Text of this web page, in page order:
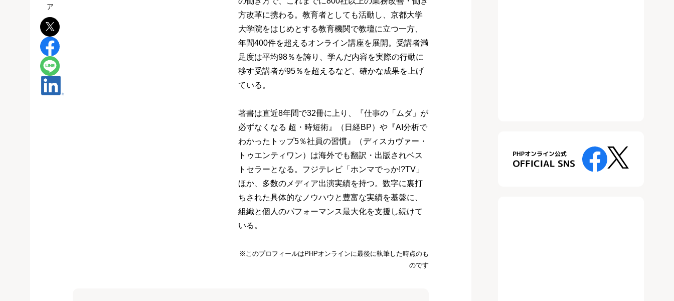
方改革に携わる。教育者としても活動し、京都大学
大学院をはじめとする教育機関で教壇に立つ一方、
年間400件を超えるオンライン講座を展開。受講者満
足度は平均98％を誇り、学んだ内容を実際の行動に
移す受講者が95％を超えるなど、確かな成果を上げ
ている。
著書は直近8年間で32冊に上り、『仕事の「ムダ」が
必ずなくなる 超・時短術』（日経BP）や『AI分析で
わかったトップ5％社員の習慣』（ディスカヴァー・
トゥエンティワン）は海外でも翻訳・出版されベス
トセラーとなる。フジテレビ「ホンマでっか!?TV」
ほか、多数のメディア出演実績を持つ。数字に裏打
ちされた具体的なノウハウと豊富な実績を基盤に、
組織と個人のパフォーマンス最大化を支援し続けて
いる。
※このプロフィールはPHPオンラインに最後に執筆した時点のも
のです